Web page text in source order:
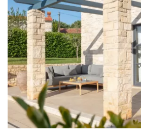
Wäschetrockner
Haartrockner
Bügeleisen
Handtücher